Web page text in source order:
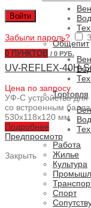
Войти
Забыли пароль?
0 ПУНКТОВ / 0 РУБ.
Общепит
Торговля
Работа
Жилье
Культура
Спорт
UV-REFLEX-40H-
Цена по запросу
УФ-С устройство
со встроенным
530x118x120 мм
Подробнее
Предпросмотр
Закрыть